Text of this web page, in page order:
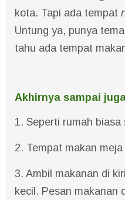
kota. Tapi ada tempat
Untung ya, punya
tahu ada tempat
Akhirnya sampai
1. Seperti rumah
2. Tempat makan
3. Ambil makanan di
kecil. Pesan makanan